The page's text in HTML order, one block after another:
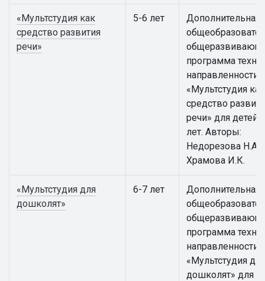
«Мультстудия как
средство развития
речи»
5-6 лет
Дополнительная
программа
направленности
«Мультстудия как
средство
речи» для детей
лет. Авторы:
Недорезова Н.А.,
Храмова И.К.
«Мультстудия для
дошколят»
6-7 лет
Дополнительная
программа
направленности
«Мультстудия для
дошколят» для